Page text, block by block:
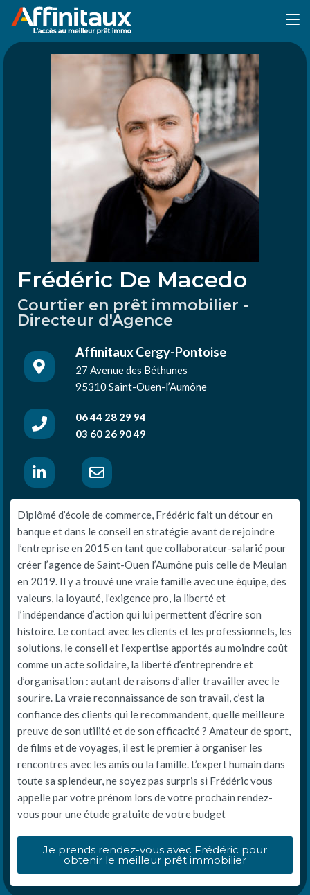
Frédéric De Macedo
Courtier en prêt immobilier -
Directeur d'Agence
Affinitaux Cergy-Pontoise
27 Avenue des Béthunes
95310 Saint-Ouen-l’Aumône
06 44 28 29 94
03 60 26 90 49
Diplômé d’école de commerce, Frédéric fait un détour en
banque et dans le conseil en stratégie avant de rejoindre
l’entreprise en 2015 en tant que collaborateur-salarié pour
créer l’agence de Saint-Ouen l’Aumône puis celle de Meulan
en 2019. Il y a trouvé une vraie famille avec une équipe, des
valeurs, la loyauté, l’exigence pro, la liberté et
l’indépendance d’action qui lui permettent d’écrire son
histoire. Le contact avec les clients et les professionnels, les
solutions, le conseil et l’expertise apportés au moindre coût
comme un acte solidaire, la liberté d’entreprendre et
d’organisation : autant de raisons d’aller travailler avec le
sourire. La vraie reconnaissance de son travail, c’est la
confiance des clients qui le recommandent, quelle meilleure
preuve de son utilité et de son efficacité ? Amateur de sport,
de films et de voyages, il est le premier à organiser les
rencontres avec les amis ou la famille. L’expert humain dans
toute sa splendeur, ne soyez pas surpris si Frédéric vous
appelle par votre prénom lors de votre prochain rendez-
vous pour une étude gratuite de votre budget
Je prends rendez-vous avec Frédéric pour
obtenir le meilleur prêt immobilier